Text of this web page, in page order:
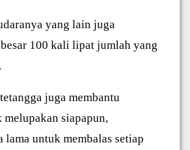
yang lain juga
100 kali lipat jumlah yang
juga membantu
siapapun,
untuk membalas setiap